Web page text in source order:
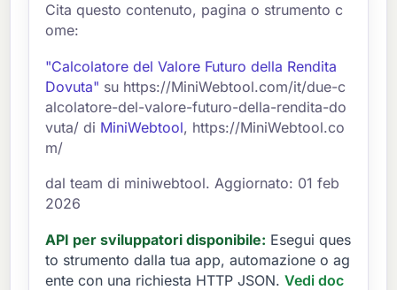
Cita questo contenuto, pagina o strumento c
ome:
"Calcolatore del Valore Futuro della Rendita
Dovuta" su https://MiniWebtool.com/it/due-c
alcolatore-del-valore-futuro-della-rendita-do
vuta/ di MiniWebtool, https://MiniWebtool.co
m/
dal team di miniwebtool. Aggiornato: 01 feb
2026
API per sviluppatori disponibile: Esegui ques
to strumento dalla tua app, automazione o ag
ente con una richiesta HTTP JSON. Vedi doc